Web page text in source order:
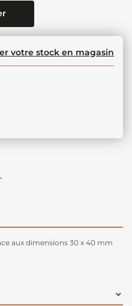
votre stock en magasin
aux dimensions 30 x 40 mm